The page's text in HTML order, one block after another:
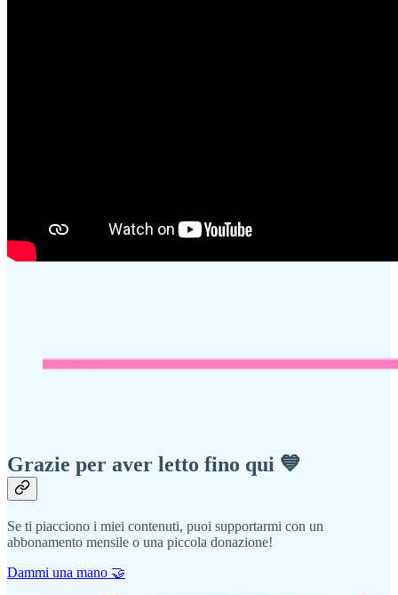
Grazie per aver letto fino qui 💙
Se ti piacciono i miei contenuti, puoi supportarmi con un
abbonamento mensile o una piccola donazione!
Dammi una mano 🤝